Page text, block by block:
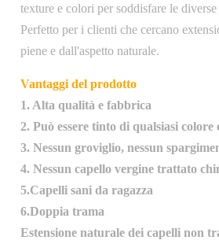
texture e colori per soddisfare le
Perfetto per i clienti che cercano
piene e dall'aspetto naturale.
Vantaggi del prodotto
1. Alta qualità e fabbrica
2. Può essere tinto di qualsiasi colore
3. Nessun groviglio, nessun
4. Nessun capello vergine trattato
5.Capelli sani da ragazza
6.Doppia trama
Estensione naturale dei capelli non